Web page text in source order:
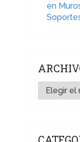
en
ARCHIVOS